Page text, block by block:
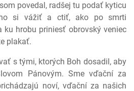
povedal, radšej tu podať kyticu
si vážiť a ctiť, ako po smrti
ku hrobu priniesť obrovský veniec
plakať.
s tými, ktorých Boh dosadil, aby
Pánovým. Sme vďační za
noví, vďační za našich